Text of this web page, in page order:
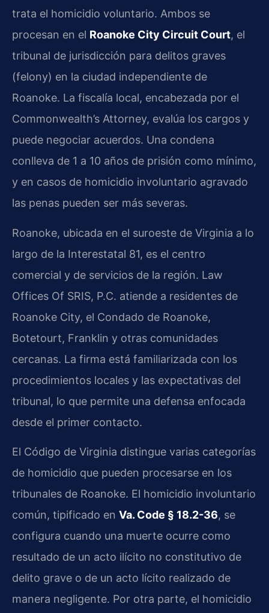
trata el homicidio voluntario. Ambos se
procesan en el Roanoke City Circuit Court, el
tribunal de jurisdicción para delitos graves
(felony) en la ciudad independiente de
Roanoke. La fiscalía local, encabezada por el
Commonwealth’s Attorney, evalúa los cargos y
puede negociar acuerdos. Una condena
conlleva de 1 a 10 años de prisión como mínimo,
y en casos de homicidio involuntario agravado
las penas pueden ser más severas.
Roanoke, ubicada en el suroeste de Virginia a lo
largo de la Interestatal 81, es el centro
comercial y de servicios de la región. Law
Offices Of SRIS, P.C. atiende a residentes de
Roanoke City, el Condado de Roanoke,
Botetourt, Franklin y otras comunidades
cercanas. La firma está familiarizada con los
procedimientos locales y las expectativas del
tribunal, lo que permite una defensa enfocada
desde el primer contacto.
El Código de Virginia distingue varias categorías
de homicidio que pueden procesarse en los
tribunales de Roanoke. El homicidio involuntario
común, tipificado en Va. Code § 18.2-36, se
configura cuando una muerte ocurre como
resultado de un acto ilícito no constitutivo de
delito grave o de un acto lícito realizado de
manera negligente. Por otra parte, el homicidio